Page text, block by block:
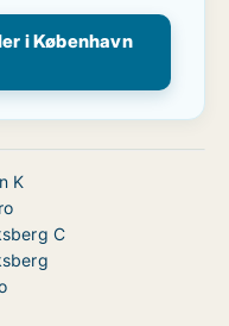
i København
K
C